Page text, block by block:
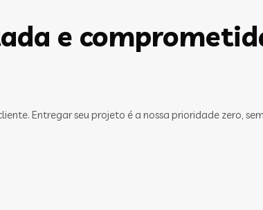
e
Entregar seu projeto é a nossa prioridade zero,